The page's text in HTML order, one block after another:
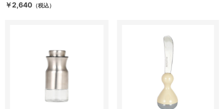
￥2,640 （税込）